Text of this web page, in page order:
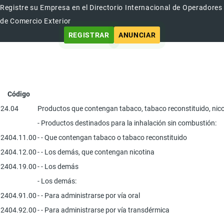
Registre su Empresa en el Directorio Internacional de Operadores
de Comercio Exterior
REGISTRAR
ANUNCIAR
Código
24.04
Productos que contengan tabaco, tabaco reconstituido,
- Productos destinados para la inhalación sin combustión:
2404.11.00- - Que contengan tabaco o tabaco reconstituido
2404.12.00- - Los demás, que contengan nicotina
2404.19.00- - Los demás
- Los demás:
2404.91.00- - Para administrarse por vía oral
2404.92.00- - Para administrarse por vía transdérmica